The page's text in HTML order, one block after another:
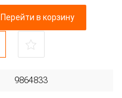
Перейти в корзину
9864833